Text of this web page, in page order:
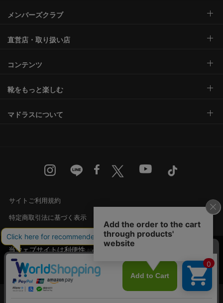
メンバーズクラブ
直営店・取り扱い店
コンテンツ
靴をもっと楽しむ
マドラスについて
サイトご利用規約
特定商取引法に基づく表示
古物営業法に基づく表示
プライバシー規約・個人情報の取り扱い
カスタマーハラスメントに対する基本方針
English 中文
当ウェブサイトは利便性、品質維持・向上を目的
にCookieを使用しております。詳細はプライバシ
ー規約をご覧ください。
承諾する